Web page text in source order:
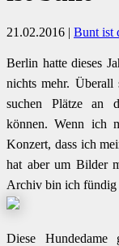
21.02.2016 | Bunt ist
Berlin hatte dieses
nichts mehr.
suchen Plätze an
können. Wenn ich
Konzert, dass ich
hat aber um Bilder
Archiv bin ich fündig
Diese